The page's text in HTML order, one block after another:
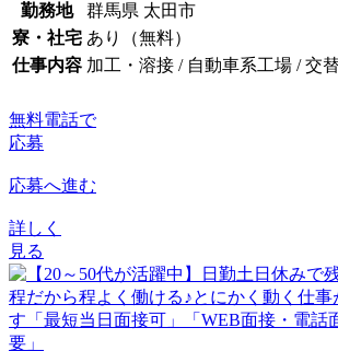
勤務地
群馬県 太田市
寮・社宅 あり（無料）
仕事内容 加工・溶接 / 自動車系工場 / 交
無料電話で
応募
応募へ進む
詳しく
見る